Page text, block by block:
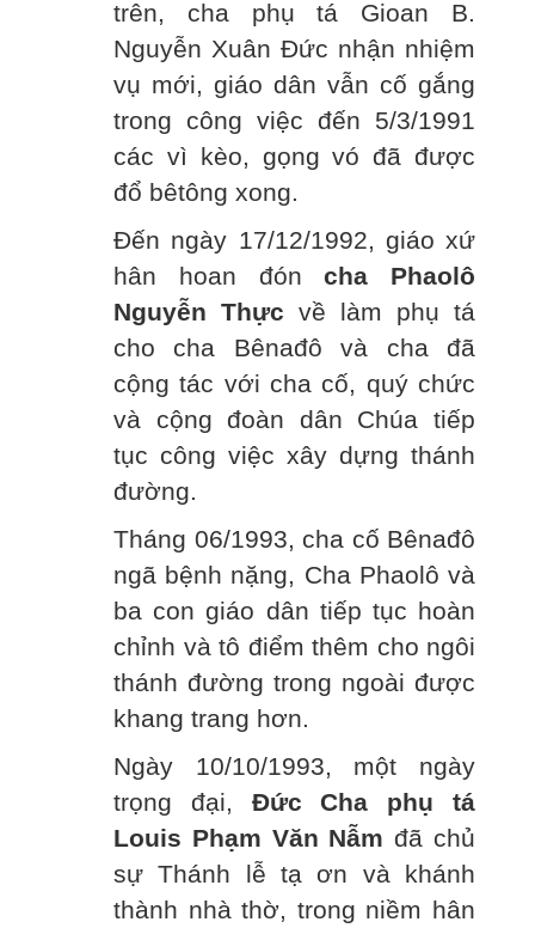
trên, cha phụ tá Gioan B.
Nguyễn Xuân Đức nhận nhiệm
vụ mới, giáo dân vẫn cố gắng
trong công việc đến 5/3/1991
các vì kèo, gọng vó đã được
đổ bêtông xong.
Đến ngày 17/12/1992, giáo xứ
hân hoan đóncha Phaolô
Nguyễn Thực về làm phụ tá
cho cha Bênađô và cha đã
cộng tác với cha cố, quý chức
và cộng đoàn dân Chúa tiếp
tục công việc xây dựng thánh
đường.
Tháng 06/1993, cha cố Bênađô
ngã bệnh nặng, Cha Phaolô và
ba con giáo dân tiếp tục hoàn
chỉnh và tô điểm thêm cho ngôi
thánh đường trong ngoài được
khang trang hơn.
Ngày 10/10/1993, một ngày
trọng đại, Đức Cha phụ tá
Louis Phạm Văn Nẫm đã chủ
sự Thánh lễ tạ ơn và khánh
thành nhà thờ, trong niềm hân